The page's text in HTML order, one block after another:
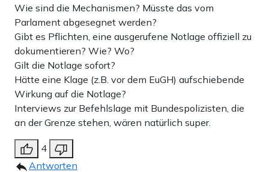
Wie sind die Mechanismen? Müsste das vom
Parlament abgesegnet werden?
Gibt es Pflichten, eine ausgerufene Notlage offiziell zu
dokumentieren? Wie? Wo?
Gilt die Notlage sofort?
Hätte eine Klage (z.B. vor dem EuGH) aufschiebende
Wirkung auf die Notlage?
Interviews zur Befehlslage mit Bundespolizisten, die
an der Grenze stehen, wären natürlich super.
4
Antworten